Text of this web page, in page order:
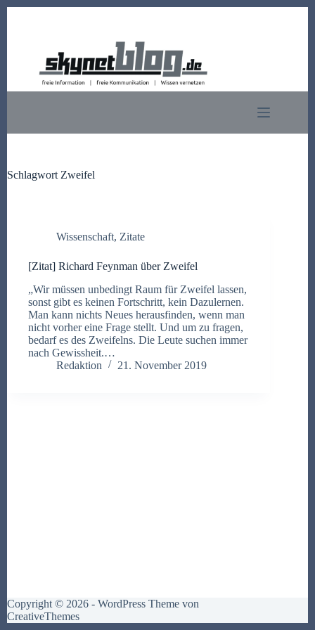
Schlagwort Zweifel
Wissenschaft, Zitate
[Zitat] Richard Feynman über Zweifel
„Wir müssen unbedingt Raum für Zweifel lassen,
sonst gibt es keinen Fortschritt, kein Dazulernen.
Man kann nichts Neues herausfinden, wenn man
nicht vorher eine Frage stellt. Und um zu fragen,
bedarf es des Zweifelns. Die Leute suchen immer
nach Gewissheit.…
Redaktion
21. November 2019
Copyright © 2026 - WordPress Theme von
CreativeThemes